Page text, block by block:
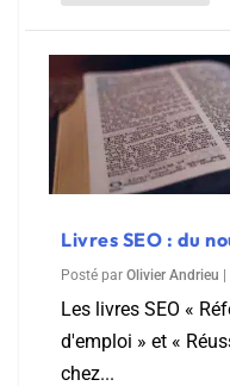
Livres SEO : du
Posté par Olivier Andrieu |
Les livres SEO «
d'emploi » et «
chez...